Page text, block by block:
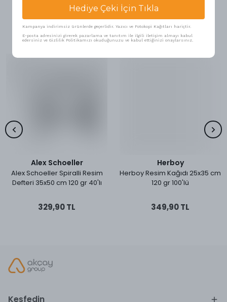
Benzer Ürünler
Alex Schoeller
Alex Schoeller Spiralli Resim
Defteri 35x50 cm 120 gr 40'lı
329,90 TL
Herboy
Herboy Resim Kağıdı 25x35 cm
120 gr 100'lü
349,90 TL
Keşfedin
Hediye Çeki İçin Tıkla
Kampanya indirimsiz ürünlerde geçerlidir. Yazıcı ve Fotokopi Kağıtları hariçtir.
E-posta adresinizi girerek pazarlama ve tanıtım ile ilgili iletişim almayı kabul
edersiniz ve Gizlilik Politikamızı okuduğunuzu ve kabul ettiğinizi onaylarsınız.